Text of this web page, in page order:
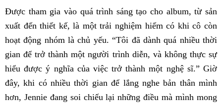
Được tham gia vào quá trình sáng tạo cho album, từ sản
xuất đến thiết kế, là một trải nghiệm hiếm có khi cô còn
hoạt động nhóm là chủ yếu. “Tôi đã dành quá nhiều thời
gian để trở thành một người trình diễn, và không thực sự
hiểu được ý nghĩa của việc trở thành một nghệ sĩ.” Giờ
đây, khi có nhiều thời gian để lắng nghe bản thân mình
hơn, Jennie đang soi chiếu lại những điều mà mình mong